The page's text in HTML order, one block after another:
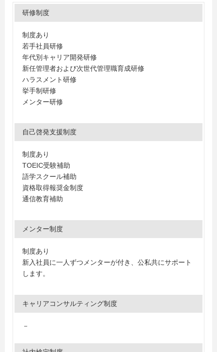
研修制度
制度あり
若手社員研修
年代別キャリア開発研修
新任管理者および次世代管理職育成研修
ハラスメント研修
挙手制研修
メンター研修
自己啓発支援制度
制度あり
TOEIC受験補助
語学スクール補助
資格取得報奨金制度
通信教育補助
メンター制度
制度あり
新入社員に一人ずつメンターが付き、公私共にサポート
します。
キャリアコンサルティング制度
－